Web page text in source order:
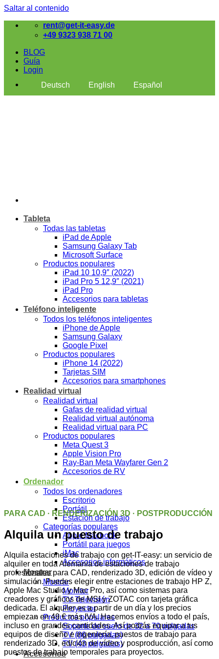
Saltar al contenido
rent@get-it-easy.de
+49 9323 938 71 00
BLOG
Guía
Login
Deutsch
English Español
Tableta
Todas las tabletas
iPad de Apple
Samsung Galaxy Tab
Microsoft Surface
Productos populares
iPad 10 10,9″ (2022)
iPad Pro 5 12,9″ (2021)
iPad Pro
Accesorios para tabletas
Teléfono inteligente
Todos los teléfonos inteligentes
iPhone de Apple
Samsung Galaxy
Google Pixel
Productos populares
iPhone 14 (2022)
Tarjetas SIM
Accesorios para smartphones
Realidad virtual
Realidad virtual
Gafas de realidad virtual
Realidad virtual autónoma
Realidad virtual para PC
Productos populares
Meta Quest 3
Apple Vision Pro
Ray-Ban Meta Wayfarer Gen 2
Accesorios de RV
Ordenador
Todos los ordenadores
Escritorio
Portátil
Estación de trabajo
Categorías populares
Apple Macbook
Portátil para juegos
iMac
Accesorios informáticos
Mostrar
Mostrar
Monitor
TV Televisión
Proyector
Productos populares
Soporte de suelo de 32 a 70 pulgadas
TV (86 pulgadas)
TV (43 pulgadas)
Accesorios
PARA CAD · RENDERIZACIÓN 3D · POSTPRODUCCIÓN
Alquila un puesto de trabajo
Alquila estaciones de trabajo con get-IT-easy: un servicio de
alquiler en toda Alemania de estaciones de trabajo
profesionales para CAD, renderizado 3D, edición de vídeo y
simulación. Puedes elegir entre estaciones de trabajo HP Z,
Apple Mac Studio y Mac Pro, así como sistemas para
creadores y gráficos de MSI y ZOTAC con tarjeta gráfica
dedicada. El alquiler es a partir de un día y los precios
empiezan en 49 € más IVA. Hacemos envíos a todo el país,
incluso en grandes cantidades. Así podrás equipar a tus
equipos de diseño e ingeniería, puestos de trabajo para
renderizado 3D, edición de vídeo y posproducción, así como
puestos de trabajo temporales para proyectos.